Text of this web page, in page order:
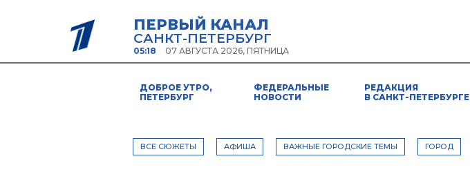
ПЕРВЫЙ КАНАЛ
САНКТ-ПЕТЕРБУРГ
05:18 07 АВГУСТА 2026, ПЯТНИЦА
ДОБРОЕ УТРО,
ПЕТЕРБУРГ
ФЕДЕРАЛЬНЫЕ
НОВОСТИ
РЕДАКЦИЯ
В САНКТ-ПЕТЕРБУРГЕ
ВСЕ СЮЖЕТЫ АФИША ВАЖНЫЕ ГОРОДСКИЕ ТЕМЫ ГОРОД